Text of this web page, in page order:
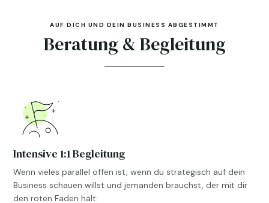
AUF DICH UND DEIN BUSINESS ABGESTIMMT
Beratung & Begleitung
Intensive 1:1 Begleitung
Wenn vieles parallel offen ist, wenn du strategisch auf dein
Business schauen willst und jemanden brauchst, der mit dir
den roten Faden hält: